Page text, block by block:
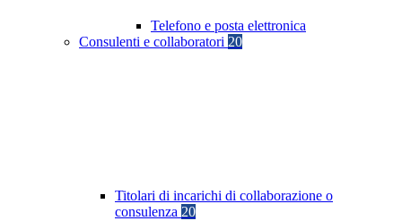
Telefono e posta elettronica
Consulenti e collaboratori 20
Titolari di incarichi di collaborazione o
consulenza 20